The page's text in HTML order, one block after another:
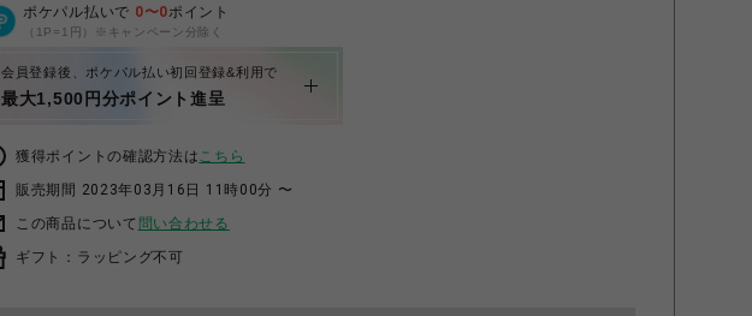
ポケパル払いで 0〜0ポイント
（1P=1円）※キャンペーン分除く
会員登録後、ポケパル払い初回登録&利用で
最大1,500円分ポイント進呈
獲得ポイントの確認方法はこちら
販売期間 2023年03月16日 11時00分 〜
この商品について 問い合わせる
ギフト：ラッピング不可